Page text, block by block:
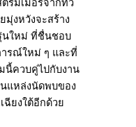
มุ่งหวังจะสร้าง
นใหม่ ที่ชื่นชอบ
ารณ์ใหม่ ๆ และที่
นี้ควบคู่ไปกับงาน
นแหล่งนัดพบของ
ฉียงใต้อีกด้วย